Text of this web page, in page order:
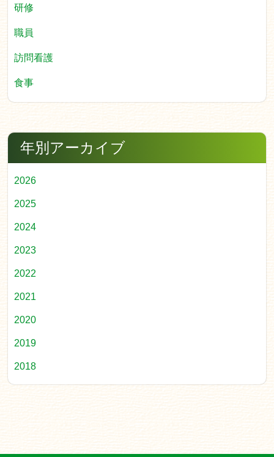
研修
職員
訪問看護
食事
年別アーカイブ
2026
2025
2024
2023
2022
2021
2020
2019
2018